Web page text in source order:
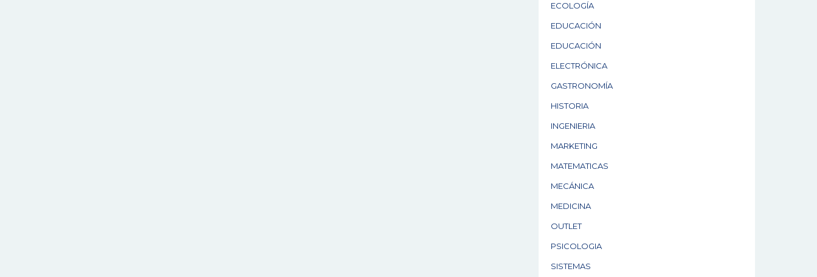
ECOLOGÍA
EDUCACIÓN
EDUCACIÓN
ELECTRÓNICA
GASTRONOMÍA
HISTORIA
INGENIERIA
MARKETING
MATEMATICAS
MECÁNICA
MEDICINA
OUTLET
PSICOLOGIA
SISTEMAS